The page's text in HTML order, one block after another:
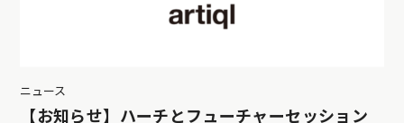
ニュース
【お知らせ】ハーチとフューチャーセッション